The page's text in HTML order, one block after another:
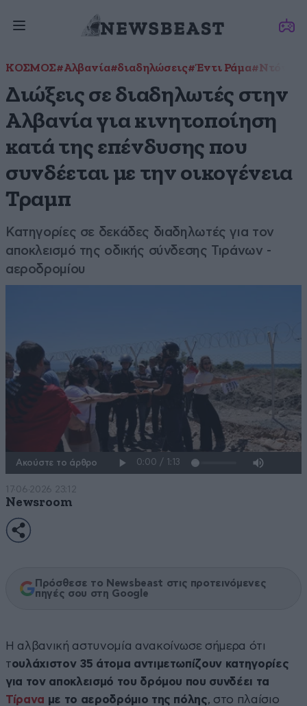
ΚΟΣΜΟΣ#Αλβανία#διαδηλώσεις#Έντι Ράμα
Διώξεις σε διαδηλωτές στην
Αλβανία για κινητοποίηση
κατά της επένδυσης που
συνδέεται με την οικογένεια
Τραμπ
Κατηγορίες σε δεκάδες διαδηλωτές για τον
αποκλεισμό της οδικής σύνδεσης Τιράνων -
αεροδρομίου
Ακούστε το άρθρο
17·06·2026 23:12
Newsroom
Πρόσθεσε το Newsbeast στις προτεινόμενες
πηγές σου στη Google
Η αλβανική αστυνομία ανακοίνωσε σήμερα ότι
τουλάχιστον 35 άτομα αντιμετωπίζουν κατηγορίες
για τον αποκλεισμό του δρόμου που συνδέει τα
Τίρανα με το αεροδρόμιο της πόλης, στο πλαίσιο